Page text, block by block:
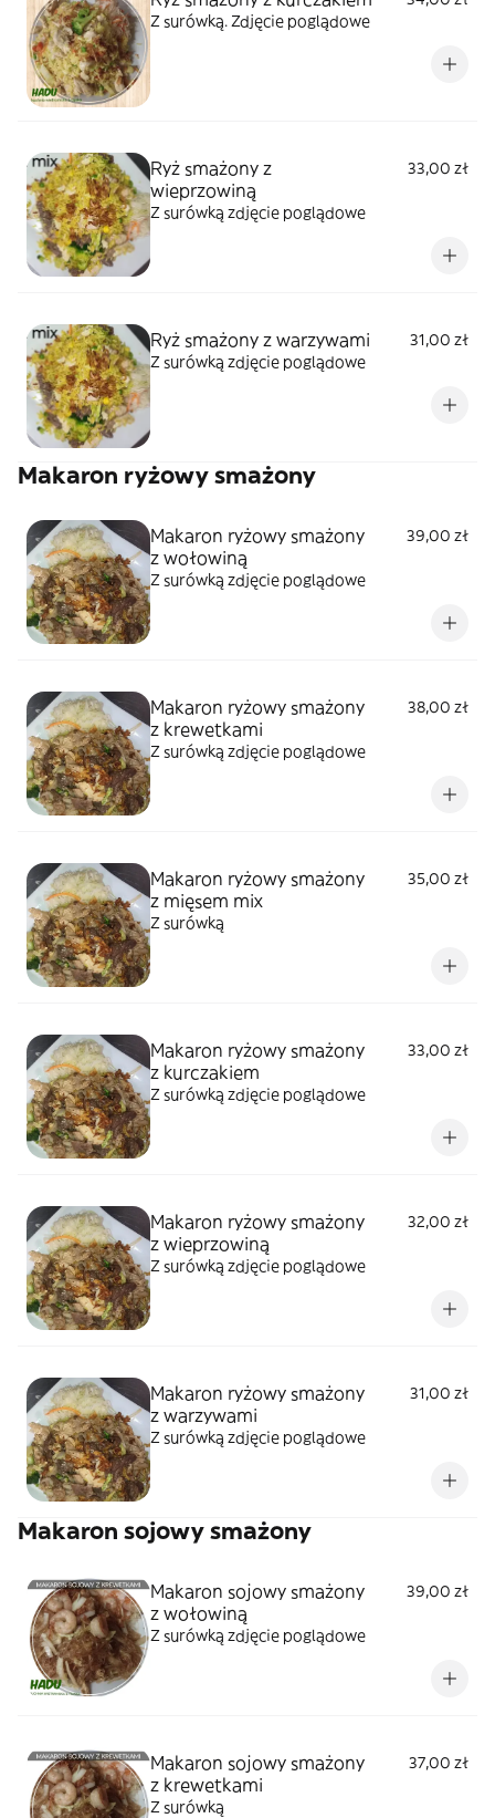
Z surówką. Zdjęcie poglądowe
Ryż smażony z
wieprzowiną
33,00 zł
Z surówką zdjęcie poglądowe
Ryż smażony z warzywami
31,00 zł
Z surówką zdjęcie poglądowe
Makaron ryżowy smażony
Makaron ryżowy smażony
z wołowiną
39,00 zł
Z surówką zdjęcie poglądowe
Makaron ryżowy smażony
z krewetkami
38,00 zł
Z surówką zdjęcie poglądowe
Makaron ryżowy smażony
z mięsem mix
35,00 zł
Z surówką
Makaron ryżowy smażony
z kurczakiem
33,00 zł
Z surówką zdjęcie poglądowe
Makaron ryżowy smażony
z wieprzowiną
32,00 zł
Z surówką zdjęcie poglądowe
Makaron ryżowy smażony
z warzywami
31,00 zł
Z surówką zdjęcie poglądowe
Makaron sojowy smażony
Makaron sojowy smażony
z wołowiną
39,00 zł
Z surówką zdjęcie poglądowe
Makaron sojowy smażony
z krewetkami
37,00 zł
Z surówką